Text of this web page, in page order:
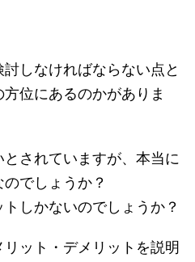
しなければならない点と
位にあるのかがありま
されていますが、本当に
でしょうか？
しかないのでしょうか？
ット・デメリットを説明